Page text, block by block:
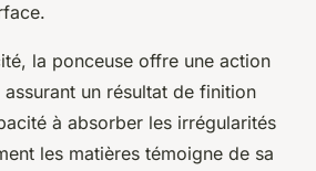
la ponceuse offre une action
un résultat de finition
à absorber les irrégularités
les matières témoigne de sa